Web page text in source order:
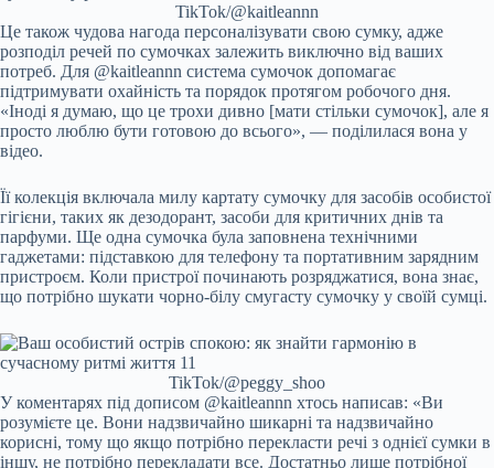
TikTok/@kaitleannn
Це також чудова нагода персоналізувати свою сумку, адже
розподіл речей по сумочках залежить виключно від ваших
потреб. Для @kaitleannn система сумочок допомагає
підтримувати охайність та порядок протягом робочого дня.
«Іноді я думаю, що це трохи дивно [мати стільки сумочок], але я
просто люблю бути готовою до всього», — поділилася вона у
відео.
Її колекція включала милу картату сумочку для засобів особистої
гігієни, таких як дезодорант, засоби для критичних днів та
парфуми. Ще одна сумочка була заповнена технічними
гаджетами: підставкою для телефону та портативним зарядним
пристроєм. Коли пристрої починають розряджатися, вона знає,
що потрібно шукати чорно-білу смугасту сумочку у своїй сумці.
TikTok/@peggy_shoo
У коментарях під дописом @kaitleannn хтось написав: «Ви
розумієте це. Вони надзвичайно шикарні та надзвичайно
корисні, тому що якщо потрібно перекласти речі з однієї сумки в
іншу, не потрібно перекладати все. Достатньо лише потрібної